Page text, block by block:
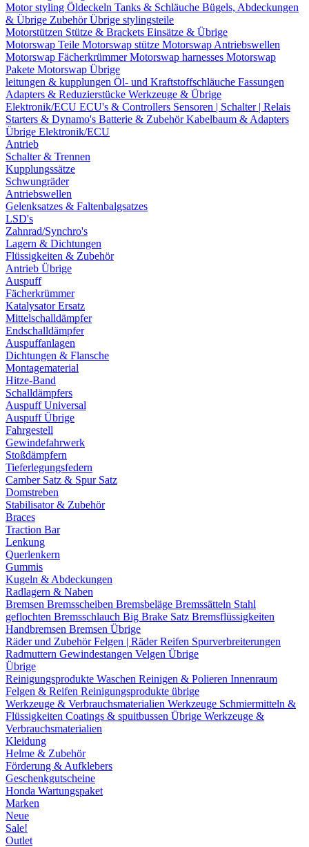
Motor styling Öldeckeln Tanks & Schläuche Bügels, Abdeckungen
& Übrige ZubehörÜbrige stylingsteile
Motorstützen Stütze & Brackets Einsätze & Übrige
Motorswap Teile Motorswap stütze Motorswap Antriebswellen
Motorswap FächerkrümmerMotorswap harnesses Motorswap
Pakete Motorswap Übrige
leitungen & kupplungen Öl- und Kraftstoffschläuche Fassungen
Adapters & Reduzierstücke Werkzeuge & Übrige
Elektronik/ECU ECU's & Controllers Sensoren | Schalter | Relais
Starters & Dynamo's Batterie & ZubehörKabelbaum & Adapters
Übrige Elektronik/ECU
Antrieb
Schalter & Trennen
Kupplungssätze
Schwungräder
Antriebswellen
Gelenksatzes & Faltenbalgsatzes
LSD's
Zahnrad/Synchro's
Lagern & Dichtungen
Flüssigkeiten & Zubehör
Antrieb Übrige
Auspuff
Fächerkrümmer
Katalysator Ersatz
Mittelschalldämpfer
Endschalldämpfer
Auspuffanlagen
Dichtungen & Flansche
Montagematerial
Hitze-Band
Schalldämpfers
Auspuff Universal
Auspuff Übrige
Fahrgestell
Gewindefahrwerk
Stoßdämpfern
Tieferlegungsfedern
Camber Satz & Spur Satz
Domstreben
Stabilisator & Zubehör
Braces
Traction Bar
Lenkung
Querlenkern
Gummis
Kugeln & Abdeckungen
Radlagern & Naben
Bremsen Bremsscheiben Bremsbeläge Bremssätteln Stahl
geflochten Bremsschlauch Big Brake Satz Bremsflüssigkeiten
Handbremsen Bremsen Übrige
Räder und ZubehörFelgen | RäderReifen Spurverbreiterungen
Radmuttern Gewindestangen Velgen Übrige
Übrige
Reinigungsprodukte Waschen Reinigen & Polieren Innenraum
Felgen & Reifen Reinigungsprodukte übrige
Werkzeuge & Verbrauchsmaterialien Werkzeuge Schmiermitteln &
Flüssigkeiten Coatings & spuitbussen Übrige Werkzeuge &
Verbrauchsmaterialien
Kleidung
Helme & Zubehör
Förderung & Aufklebers
Geschenkgutscheine
Honda Wartungspaket
Marken
Neue
Sale!
Outlet